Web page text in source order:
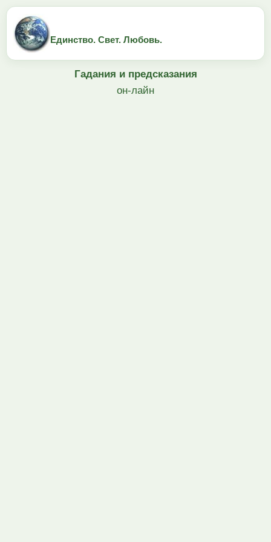
Единство. Свет. Любовь.
Гадания и предсказания
он-лайн